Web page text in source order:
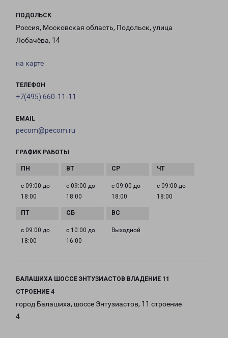
ПОДОЛЬСК
Россия, Московская область, Подольск, улица
Лобачёва, 14
на карте
ТЕЛЕФОН
+7(495) 660-11-11
EMAIL
pecom@pecom.ru
ГРАФИК РАБОТЫ
с 09:00 до
18:00
с 09:00 до
18:00
с 09:00 до
18:00
с 09:00 до
18:00
с 09:00 до
18:00
с 10:00 до
16:00
Выходной
БАЛАШИХА ШОССЕ ЭНТУЗИАСТОВ ВЛАДЕНИЕ 11
СТРОЕНИЕ 4
город Балашиха, шоссе Энтузиастов, 11 строение
4